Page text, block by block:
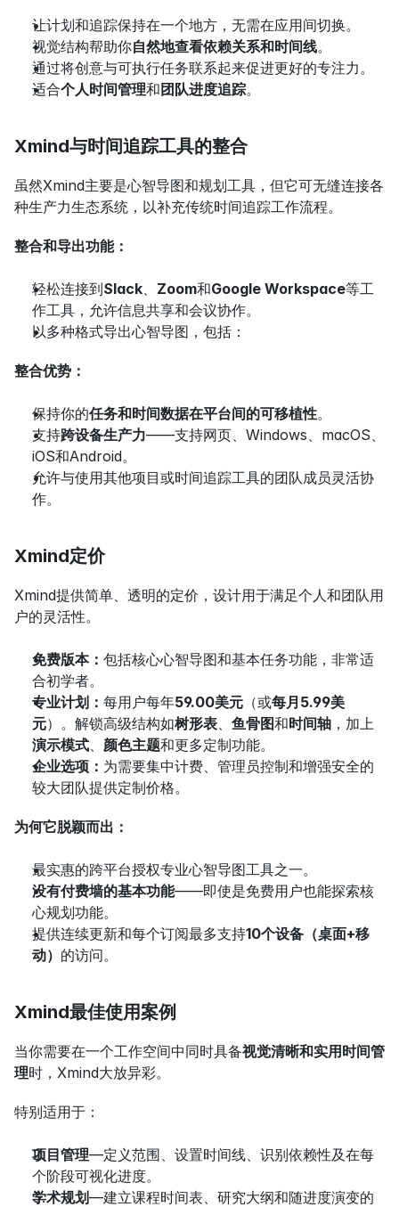
让计划和追踪保持在一个地方，无需在应用间切换。
视觉结构帮助你自然地查看依赖关系和时间线。
通过将创意与可执行任务联系起来促进更好的专注力。
适合个人时间管理和团队进度追踪。
Xmind与时间追踪工具的整合
虽然Xmind主要是心智导图和规划工具，但它可无缝连接各
种生产力生态系统，以补充传统时间追踪工作流程。
整合和导出功能：
轻松连接到Slack Zoom和Google Workspace等工
作工具，允许信息共享和会议协作。
以多种格式导出心智导图，包括：
整合优势：
保持你的任务和时间数据在平台间的可移植性。
支持跨设备生产力——支持网页、Windows、macOS、
iOS和Android。
允许与使用其他项目或时间追踪工具的团队成员灵活协
作。
Xmind定价
Xmind提供简单、透明的定价，设计用于满足个人和团队用
户的灵活性。
免费版本： 包括核心心智导图和基本任务功能，非常适
合初学者。
专业计划： 每用户每年59.00美元 （或每月5.99美
元）。解锁高级结构如树形表 鱼骨图和时间轴 ，加上
演示模式
颜色主题和更多定制功能。
企业选项： 为需要集中计费、管理员控制和增强安全的
较大团队提供定制价格。
为何它脱颖而出：
最实惠的跨平台授权专业心智导图工具之一。
没有付费墙的基本功能——即使是免费用户也能探索核
心规划功能。
提供连续更新和每个订阅最多支持10个设备（桌面+移
动） 的访问。
Xmind最佳使用案例
当你需要在一个工作空间中同时具备视觉清晰和实用时间管
理时，Xmind大放异彩。
特别适用于：
项目管理—定义范围、设置时间线、识别依赖性及在每
个阶段可视化进度。
学术规划—建立课程时间表、研究大纲和随进度演变的